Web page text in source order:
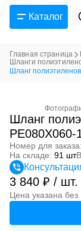
Каталог
Главная страница
Шланги
Шланг
Шланг
PE080X060-
Номер для
На складе: 91 шт
3 840 ₽ / шт.
Цена указана